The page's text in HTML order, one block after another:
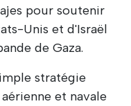
pour soutenir
Unis et d'Israël
de Gaza.
stratégie
et navale